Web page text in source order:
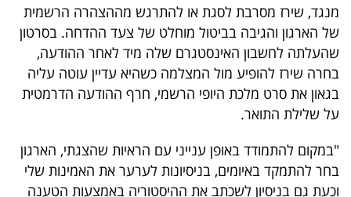
מנגד, שירז מסרבת לסגת או להתרגש מההצהרה הרשמית
של הארגון והגיבה בביטול מוחלט של צעד ההדחה. בסרטון
שהעלתה לחשבון האינסטגרם שלה מיד לאחר ההודעה,
בחרה שירז להופיע מול המצלמה כשהיא עדיין עוטה עליה
בגאון את סרט מלכת היופי הרשמי, חרף ההודעה הדרמטית
על שלילת התואר.
"במקום להתמודד באופן ענייני עם הראיות שהצגתי, הארגון
בחר להתמקד באיומים, בניסיונות לערער את האמינות שלי
וכעת גם בניסיון לשכתב את ההיסטוריה באמצעות הטענה